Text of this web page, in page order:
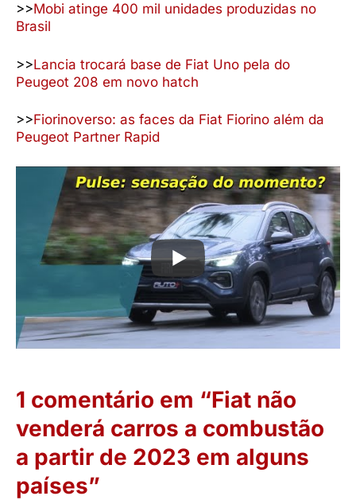
>>Mobi atinge 400 mil unidades produzidas no
Brasil
>>Lancia trocará base de Fiat Uno pela do
Peugeot 208 em novo hatch
>>Fiorinoverso: as faces da Fiat Fiorino além da
Peugeot Partner Rapid
1 comentário em “Fiat não
venderá carros a combustão
a partir de 2023 em alguns
países”